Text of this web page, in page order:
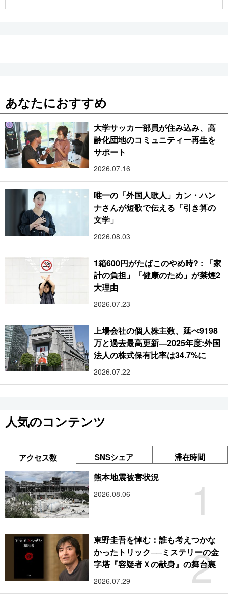
あなたにおすすめ
大学サッカー部員が住み込み、高
齢化団地のコミュニティー再生を
サポート
2026.07.16
唯一の「外国人歌人」カン・ハン
ナさんが短歌で伝える「引き算の
文学」
2026.08.03
1箱600円がたばこのやめ時? : 「家
計の負担」「健康のため」が禁煙2
大理由
2026.07.23
上場会社の個人株主数、延べ9198
万と過去最高更新―2025年度:外国
法人の株式保有比率は34.7%に
2026.07.22
人気のコンテンツ
アクセス数 SNSシェア 滞在時間
1
熊本地震被害状況
2026.08.06
2
東野圭吾を悼む：誰も考えつかな
かったトリック──ミステリーの金
字塔『容疑者Ｘの献身』の舞台裏
2026.07.29